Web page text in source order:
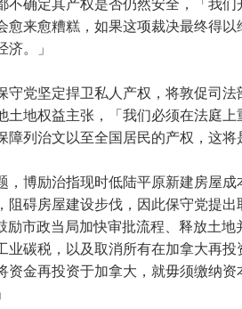
愈来愈糟糕，如果这项裁决最终得
济。」
守党坚定捍卫私人产权，将敦促司
土地权益主张，「我们必须在法庭
障列治文以至全国居民的产权，这将
，博励治指现时低陆平原新建房屋
阻碍房屋建设步伐，因此保守党提
励市政当局加快审批流程、释放土
业碳税，以及取消所有在加拿大再
资金再投资于加拿大，就毋须缴纳